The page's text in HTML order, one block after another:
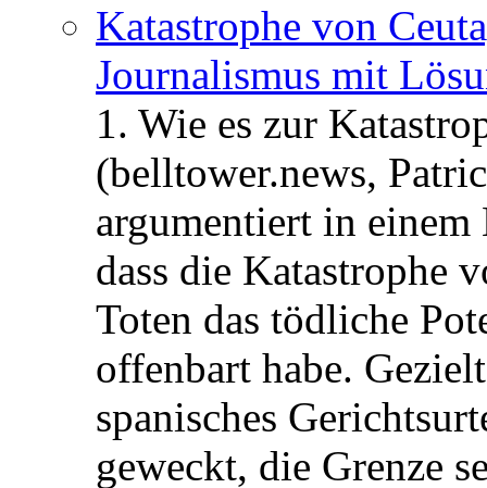
Katastrophe von
Journalismus mit
1. Wie es zur
(belltower.news,
argumentiert in
dass die Katastrophe
Toten das tödliche
offenbart habe.
spanisches
geweckt, die Grenze